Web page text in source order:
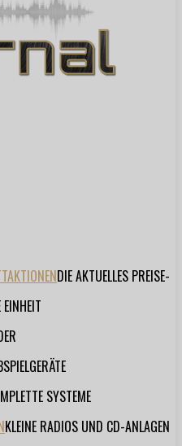
DIE AKTUELLES PREISE-
SYSTEME
KLEINE RADIOS UND CD-ANLAGEN